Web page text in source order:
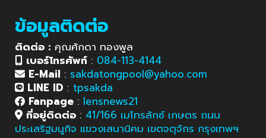
ข้อมูลติดต่อ
ติดต่อ : คุณศักดา ทองพูล
เบอร์โทรศัพท์ : 084-113-4144
E-Mail : sakdatongpool@yahoo.com
LINE ID : tpsakda
Fanpage : lensnews21
ที่อยู่ติดต่อ : 41/166 เมโทรลักซ์ เกษตร ถนน
ประเสริฐมนูกิจ แขวงเสนานิคม เขตจตุจักร กรุงเทพฯ